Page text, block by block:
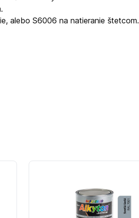
alebo S6006 na natieranie štetcom.